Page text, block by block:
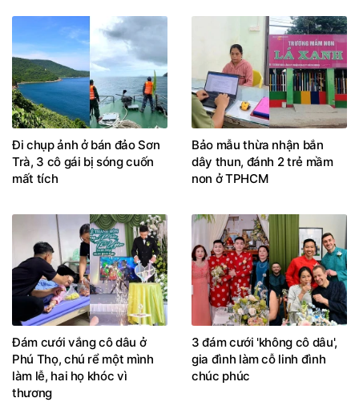
Đi chụp ảnh ở bán đảo Sơn
Trà, 3 cô gái bị sóng cuốn
mất tích
Bảo mẫu thừa nhận bắn
dây thun, đánh 2 trẻ mầm
non ở TPHCM
Đám cưới vắng cô dâu ở
Phú Thọ, chú rể một mình
làm lễ, hai họ khóc vì
thương
3 đám cưới 'không cô dâu',
gia đình làm cỗ linh đình
chúc phúc